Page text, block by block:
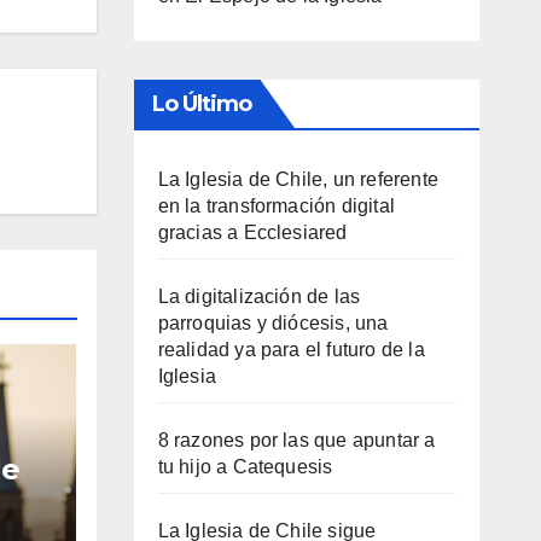
Lo Último
La Iglesia de Chile, un referente
en la transformación digital
gracias a Ecclesiared
La digitalización de las
parroquias y diócesis, una
realidad ya para el futuro de la
Iglesia
8 razones por las que apuntar a
tu hijo a Catequesis
La Iglesia de Chile sigue